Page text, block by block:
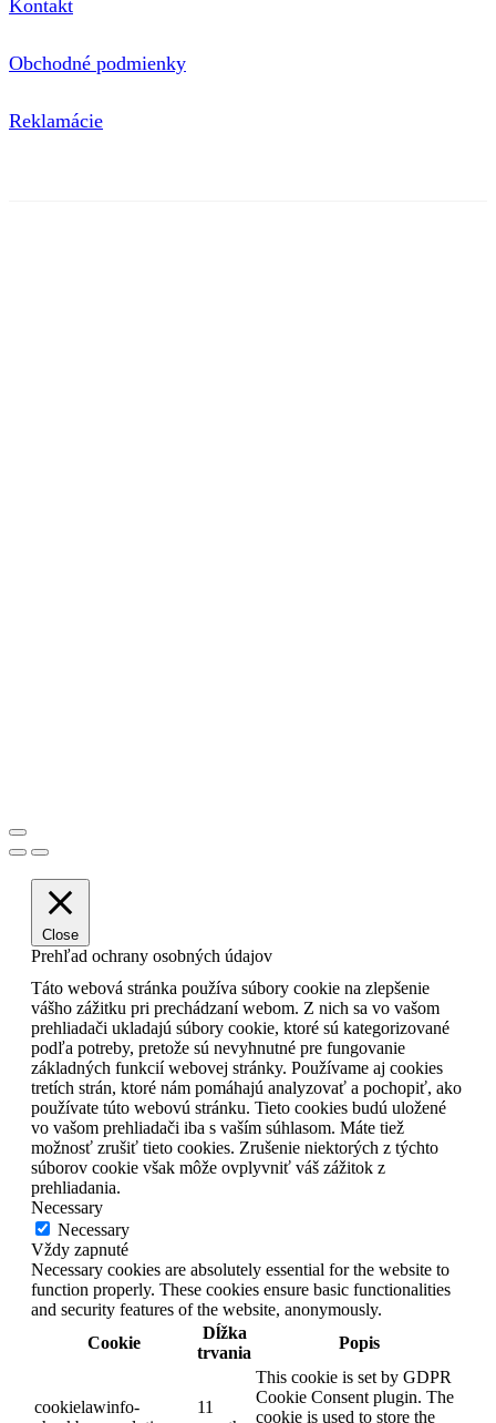
Kontakt
Obchodné podmienky
Reklamácie
Close
Prehľad ochrany osobných údajov
Táto webová stránka používa súbory cookie na zlepšenie
vášho zážitku pri prechádzaní webom. Z nich sa vo vašom
prehliadači ukladajú súbory cookie, ktoré sú kategorizované
podľa potreby, pretože sú nevyhnutné pre fungovanie
základných funkcií webovej stránky. Používame aj cookies
tretích strán, ktoré nám pomáhajú analyzovať a pochopiť, ako
používate túto webovú stránku. Tieto cookies budú uložené
vo vašom prehliadači iba s vaším súhlasom. Máte tiež
možnosť zrušiť tieto cookies. Zrušenie niektorých z týchto
súborov cookie však môže ovplyvniť váš zážitok z
prehliadania.
Necessary
Necessary
Vždy zapnuté
Necessary cookies are absolutely essential for the website to
function properly. These cookies ensure basic functionalities
and security features of the website, anonymously.
Cookie
Dĺžka
trvania
Popis
cookielawinfo-
11
This cookie is set by GDPR
Cookie Consent plugin. The
cookie is used to store the